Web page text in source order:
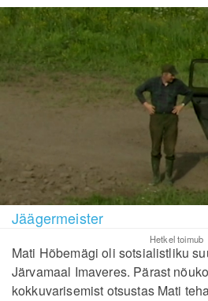
Jäägermeister
Hetkel toimub
Mati Hõbemägi oli sotsialistliku
Järvamaal Imaveres. Pärast
kokkuvarisemist otsustas Mati